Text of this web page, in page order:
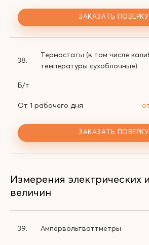
ЗАКАЗАТЬ ПОВЕРКУ
38.
Термостаты (в том числе
температуры сухоблочные)
Б/т
От 1 рабочего дня
ЗАКАЗАТЬ ПОВЕРКУ
Измерения электрических
величин
39. Ампервольтваттметры